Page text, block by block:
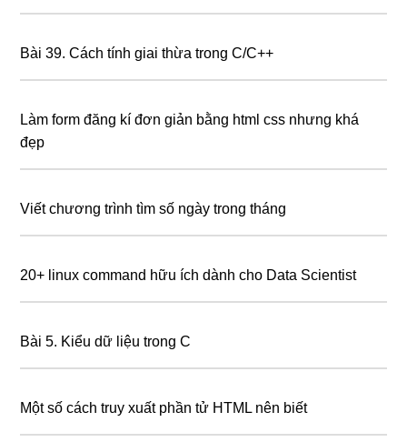
Bài 39. Cách tính giai thừa trong C/C++
Làm form đăng kí đơn giản bằng html css nhưng khá
đẹp
Viết chương trình tìm số ngày trong tháng
20+ linux command hữu ích dành cho Data Scientist
Bài 5. Kiểu dữ liệu trong C
Một số cách truy xuất phần tử HTML nên biết